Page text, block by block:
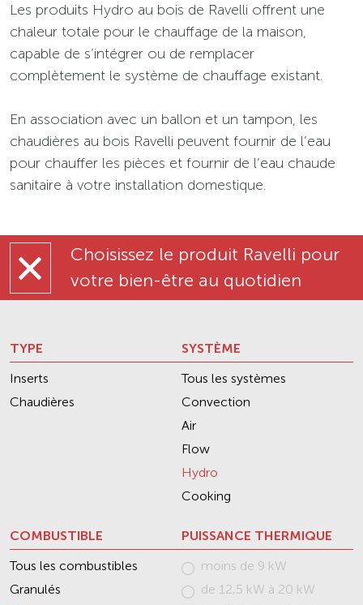
Les produits Hydro au bois de Ravelli offrent une
chaleur totale pour le chauffage de la maison,
capable de s’intégrer ou de remplacer
complètement le système de chauffage existant.
En association avec un ballon et un tampon, les
chaudières au bois Ravelli peuvent fournir de l’eau
pour chauffer les pièces et fournir de l’eau chaude
sanitaire à votre installation domestique.
Choisissez le produit Ravelli pour
votre bien-être au quotidien
TYPE
Inserts
Chaudières
SYSTÈME
Tous les systèmes
Convection
Air
Flow
Hydro
Cooking
COMBUSTIBLE
Tous les combustibles
Granulés
PUISSANCE THERMIQUE
moins de 9 kW
de 12,5 kW à 20 kW